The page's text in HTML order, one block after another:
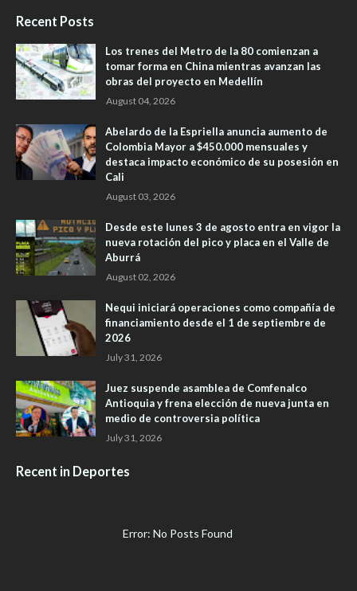
Recent Posts
Los trenes del Metro de la 80 comienzan a
tomar forma en China mientras avanzan las
obras del proyecto en Medellín
August 04, 2026
Abelardo de la Espriella anuncia aumento de
Colombia Mayor a $450.000 mensuales y
destaca impacto económico de su posesión en
Cali
August 03, 2026
Desde este lunes 3 de agosto entra en vigor la
nueva rotación del pico y placa en el Valle de
Aburrá
August 02, 2026
Nequi iniciará operaciones como compañía de
financiamiento desde el 1 de septiembre de
2026
July 31, 2026
Juez suspende asamblea de Comfenalco
Antioquia y frena elección de nueva junta en
medio de controversia política
July 31, 2026
Recent in Deportes
Error: No Posts Found